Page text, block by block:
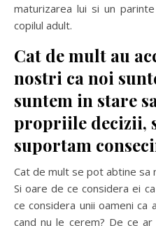
maturizarea lui si un
copilul adult.
Cat de mult au
nostri ca noi
suntem in stare
propriile decizii,
suportam
Cat de mult se pot abtine sa
Si oare de ce considera ei
ce considera unii oameni ca
cand nu le cerem? De ce